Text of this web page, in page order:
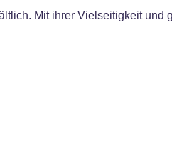
Mit ihrer Vielseitigkeit